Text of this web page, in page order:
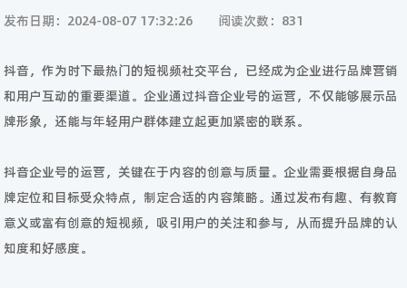
发布日期：2024-08-07 17:32:26 阅读次数：831
抖音，作为时下最热门的短视频社交平台，已经成为企业进行品牌营销
和用户互动的重要渠道。企业通过抖音企业号的运营，不仅能够展示品
牌形象，还能与年轻用户群体建立起更加紧密的联系。
抖音企业号的运营，关键在于内容的创意与质量。企业需要根据自身品
牌定位和目标受众特点，制定合适的内容策略。通过发布有趣、有教育
意义或富有创意的短视频，吸引用户的关注和参与，从而提升品牌的认
知度和好感度。